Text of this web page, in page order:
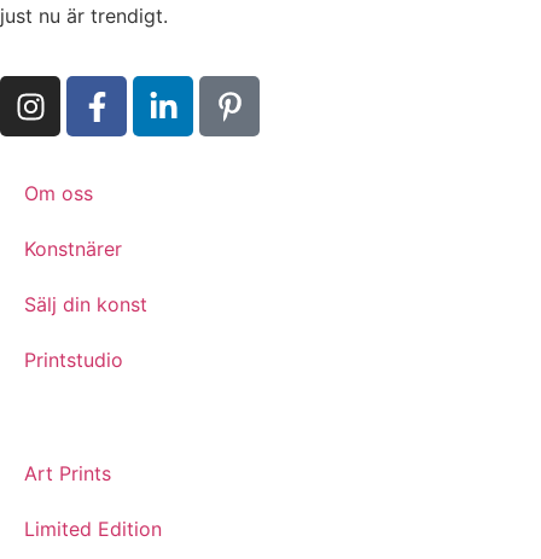
just nu är trendigt.
Om oss
Konstnärer
Sälj din konst
Printstudio
Art Prints
Limited Edition